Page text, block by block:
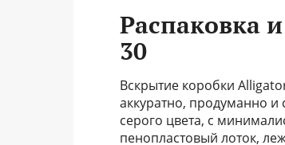
Распаковка
30
Вскрытие коробки
аккуратно, продуманно и
серого цвета, с
пенопластовый лоток,